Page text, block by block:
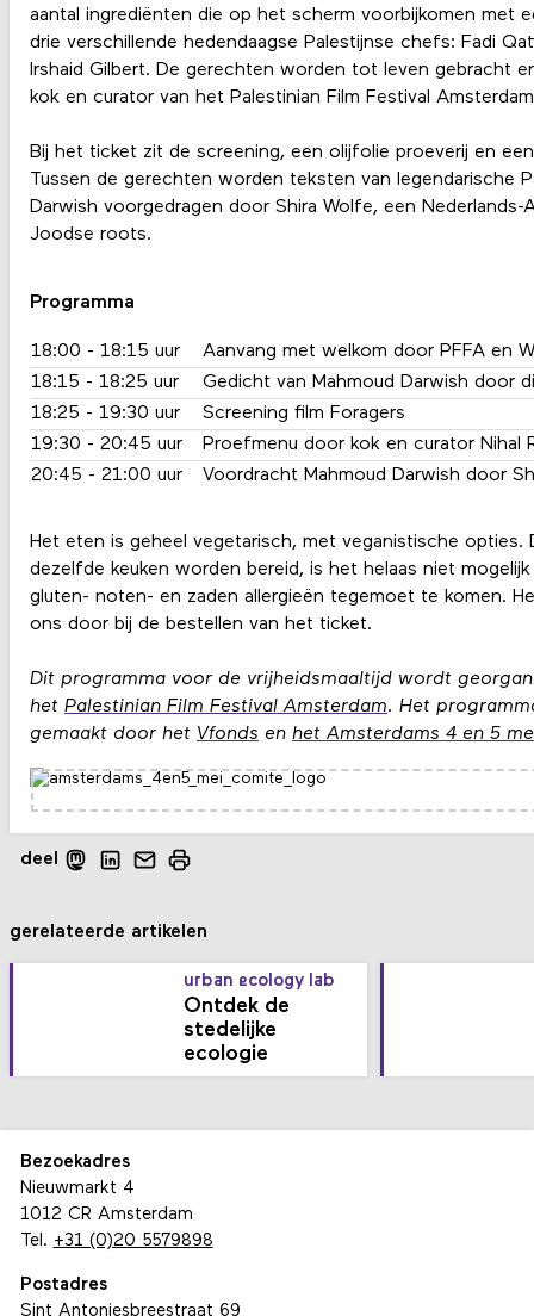
aantal ingrediënten die op het scherm voorbijkomen met
drie verschillende hedendaagse Palestijnse chefs: Fadi
Irshaid Gilbert. De gerechten worden tot leven gebracht
kok en curator van het Palestinian Film Festival
Bij het ticket zit de screening, een olijfolie proeverij en
Tussen de gerechten worden teksten van legendarische
Darwish voorgedragen door Shira Wolfe, een Nederlands-
Joodse roots.
Programma
18:00 - 18:15 uur
Aanvang met welkom door PFFA en
18:15 - 18:25 uur
Gedicht van Mahmoud Darwish door
18:25 - 19:30 uur
Screening film Foragers
19:30 - 20:45 uur
Proefmenu door kok en curator Nihal
20:45 - 21:00 uur
Voordracht Mahmoud Darwish door
Het eten is geheel vegetarisch, met veganistische opties.
dezelfde keuken worden bereid, is het helaas niet
gluten- noten- en zaden allergieën tegemoet te komen.
ons door bij de bestellen van het ticket.
Dit programma voor de vrijheidsmaaltijd wordt
het Palestinian Film Festival Amsterdam. Het
gemaakt door het Vfonds en het Amsterdams 4 en 5
deel
gerelateerde artikelen
urban ecology lab
Ontdek de
stedelijke
ecologie
Bezoekadres
Nieuwmarkt 4
1012 CR Amsterdam
Tel. +31 (0)20 5579898
Postadres
Sint Antoniesbreestraat 69